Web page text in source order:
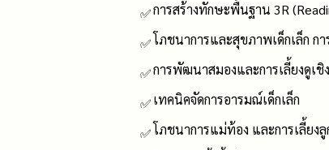
การสร้างทักษะพื้นฐาน 3R
โภชนาการและสุขภาพเด็กเล็ก ก
การพัฒนาสมองและการเลี้ยงดูเชิ
เทคนิคจัดการอารมณ์เด็กเล็ก
โภชนาการแม่ท้อง และการเลี้ยง